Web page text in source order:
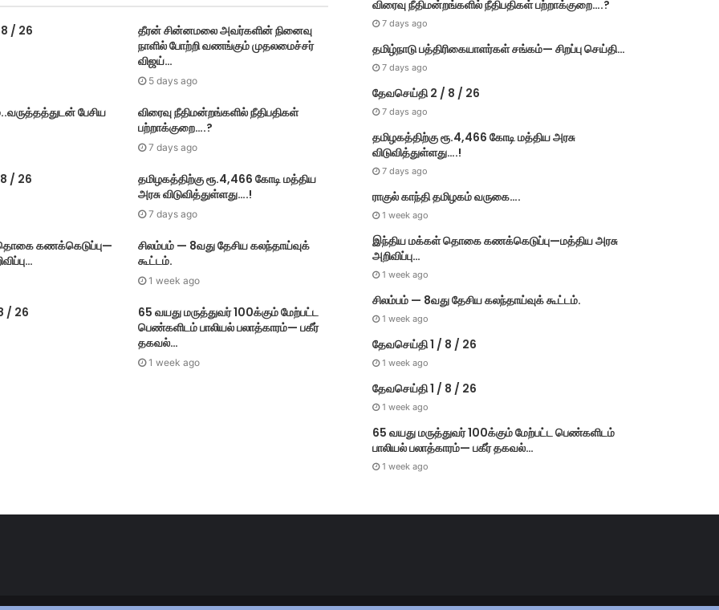
/ 26
தீரன் சின்னமலை அவர்களின் நினைவு
நாளில் போற்றி வணங்கும் முதலமைச்சர்
விஜய்…
5 days ago
பேசிய
விரைவு நீதிமன்றங்களில் நீதிபதிகள்
பற்றாக்குறை….?
7 days ago
/ 26
தமிழகத்திற்கு ரூ.4,466 கோடி மத்திய
அரசு விடுவித்துள்ளது….!
7 days ago
கணக்கெடுப்பு—
சிலம்பம் — 8வது தேசிய கலந்தாய்வுக்
கூட்டம்.
1 week ago
/ 26
65 வயது மருத்துவர் 100க்கும் மேற்பட்ட
பெண்களிடம் பாலியல் பலாத்காரம்— பகீர்
தகவல்…
1 week ago
விரைவு நீதிமன்றங்களில் நீதிபதிகள் பற்றாக்குறை….?
7 days ago
தமிழ்நாடு பத்திரிகையாளர்கள் சங்கம்— சிறப்பு செய்தி…
7 days ago
தேவசெய்தி 2 / 8 / 26
7 days ago
தமிழகத்திற்கு ரூ.4,466 கோடி மத்திய அரசு
விடுவித்துள்ளது….!
7 days ago
ராகுல் காந்தி தமிழகம் வருகை….
1 week ago
இந்திய மக்கள் தொகை கணக்கெடுப்பு—மத்திய அரசு
அறிவிப்பு…
1 week ago
சிலம்பம் — 8வது தேசிய கலந்தாய்வுக் கூட்டம்.
1 week ago
தேவசெய்தி 1 / 8 / 26
1 week ago
தேவசெய்தி 1 / 8 / 26
1 week ago
65 வயது மருத்துவர் 100க்கும் மேற்பட்ட பெண்களிடம்
பாலியல் பலாத்காரம்— பகீர் தகவல்…
1 week ago